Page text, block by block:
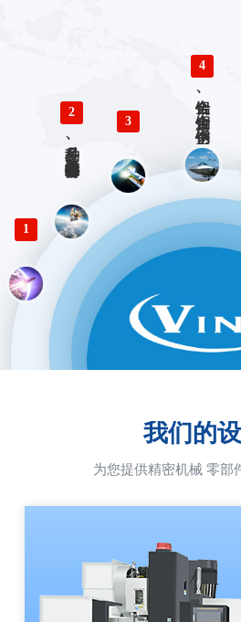
1
2
多品种、小批量精密仪器零部件加工
3
4
铝合金、铜合金、不锈钢、钛合金零件精密加工
我们的
为您提供精密机械 零部